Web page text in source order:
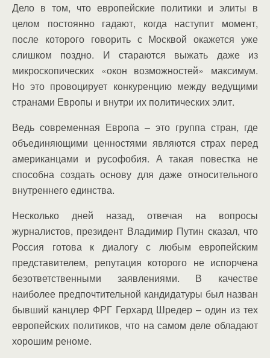
Дело в том, что европейские политики и элиты в
целом постоянно гадают, когда наступит момент,
после которого говорить с Москвой окажется уже
слишком поздно. И стараются выжать даже из
микроскопических «окон возможностей» максимум.
Но это провоцирует конкуренцию между ведущими
странами Европы и внутри их политических элит.
Ведь современная Европа – это группа стран, где
объединяющими ценностями являются страх перед
американцами и русофобия. А такая повестка не
способна создать основу для даже относительного
внутреннего единства.
Несколько дней назад, отвечая на вопросы
журналистов, президент Владимир Путин сказал, что
Россия готова к диалогу с любым европейским
представителем, репутация которого не испорчена
безответственными заявлениями. В качестве
наиболее предпочтительной кандидатуры был назван
бывший канцлер ФРГ Герхард Шредер – один из тех
европейских политиков, что на самом деле обладают
хорошим реноме.